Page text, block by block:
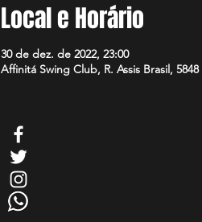
Local e Horário
30 de dez. de 2022, 23:00
Affinitá Swing Club, R. Assis Brasil,